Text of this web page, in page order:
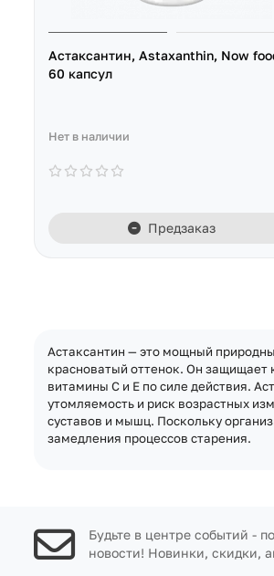
Астаксантин, Astaxanthin, Now
60 капсул
Нет в наличии
Предзаказ
Астаксантин — это мощный
красноватый оттенок. Он защищает
витамины C и E по силе действия.
утомляемость и риск возрастных
суставов и мышц. Поскольку
замедления процессов старения.
Будьте в центре событий -
новости! Новинки, скидки,